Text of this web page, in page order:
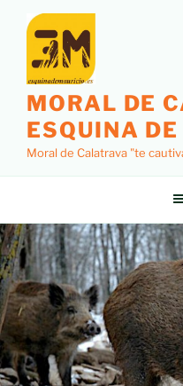
MORAL DE
ESQUINA
Moral de Calatrava "te